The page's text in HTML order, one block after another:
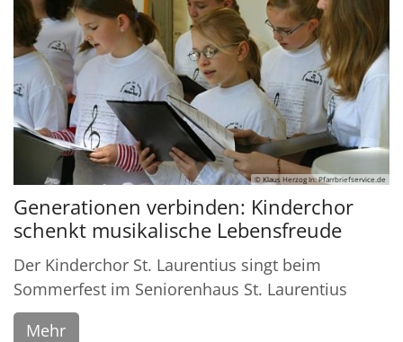
© Klaus Herzog In: Pfarrbriefservice.de
Generationen verbinden: Kinderchor
schenkt musikalische Lebensfreude
Der Kinderchor St. Laurentius singt beim
Sommerfest im Seniorenhaus St. Laurentius
Mehr